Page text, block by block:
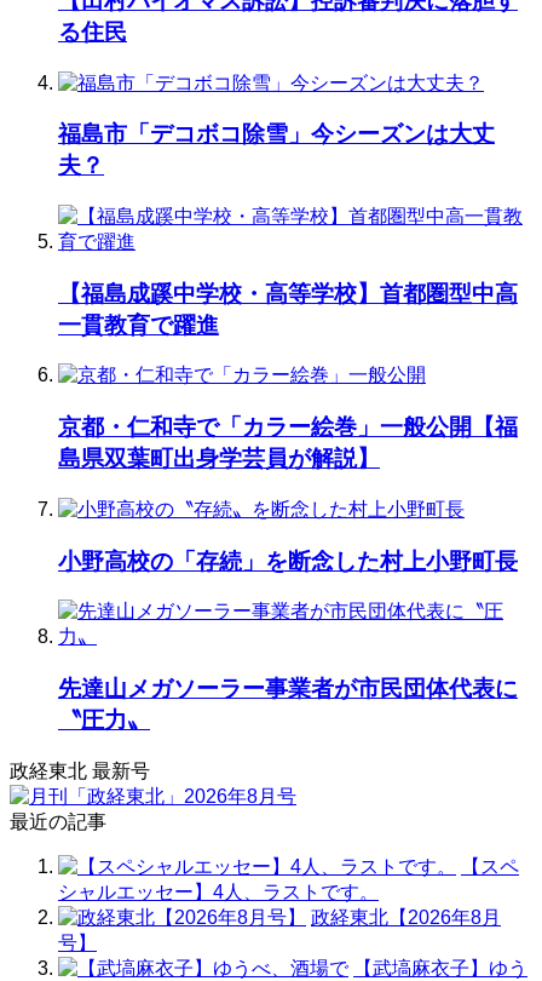
る住民
福島市「デコボコ除雪」今シーズンは大丈
夫？
【福島成蹊中学校・高等学校】首都圏型中高
一貫教育で躍進
京都・仁和寺で「カラー絵巻」一般公開【福
島県双葉町出身学芸員が解説】
小野高校の「存続」を断念した村上小野町長
先達山メガソーラー事業者が市民団体代表に
〝圧力〟
政経東北 最新号
最近の記事
【スペ
シャルエッセー】4人、ラストです。
政経東北【2026年8月
号】
【武塙麻衣子】ゆう